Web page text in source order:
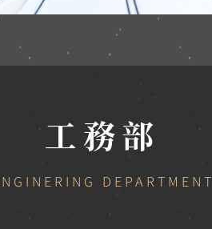
工務部
DEPARTMENT